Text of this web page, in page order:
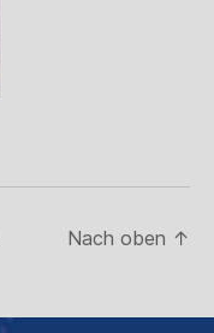
Nach oben ↑